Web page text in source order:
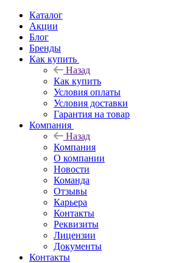
Каталог
Акции
Блог
Бренды
Как купить
Назад
Как купить
Условия оплаты
Условия доставки
Гарантия на товар
Компания
Назад
Компания
О компании
Новости
Команда
Отзывы
Карьера
Контакты
Реквизиты
Лицензии
Документы
Контакты